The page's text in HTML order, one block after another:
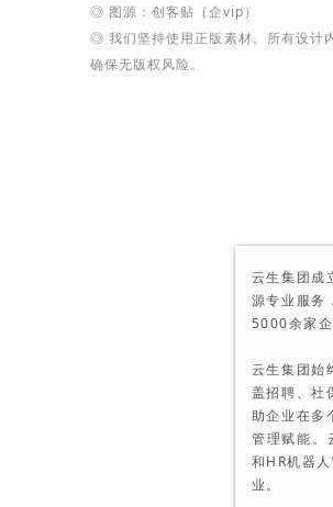
◎ 图源：创客贴（企vip）
◎我们坚持使用正版素材。所有设计
确保无版权风险。
云生集团成
源专业服务
5000余家
云生集团始
盖招聘、社
助企业在多
管理赋能。
和HR机器
业。